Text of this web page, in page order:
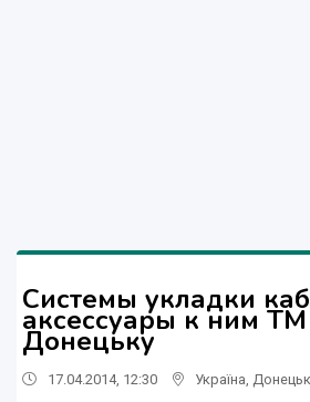
Системы укладки
аксессуары к ним
Донецьку
17.04.2014, 12:30 Україна Донецьк